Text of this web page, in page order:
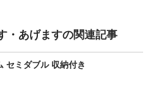
・あげますの関連記事
セミダブル 収納付き